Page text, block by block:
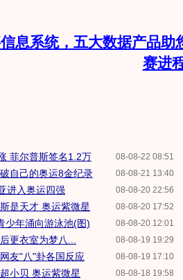
息系统，五大数据产品助
赛进
08-08-22 08:51
菲尔普斯签名1.2万
08-08-21 13:40
自己的奥运8金纪录
08-08-20 22:56
进入奥运四强
08-08-20 17:52
是天才 奥运紫微星
08-08-20 12:01
少年涌向游泳池(图)
08-08-19 19:29
更衣室为梦八...
08-08-19 17:10
友"八"卦各国反应
08-08-18 19:58
小贝 奥运紫微星